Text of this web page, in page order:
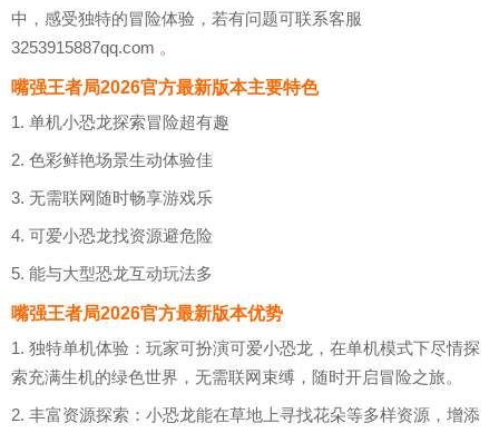
中，感受独特的冒险体验，若有问题可联系客服
3253915887qq.com 。
嘴强王者局2026官方最新版本主要特色
1. 单机小恐龙探索冒险超有趣
2. 色彩鲜艳场景生动体验佳
3. 无需联网随时畅享游戏乐
4. 可爱小恐龙找资源避危险
5. 能与大型恐龙互动玩法多
嘴强王者局2026官方最新版本优势
1. 独特单机体验：玩家可扮演可爱小恐龙，在单机模式下尽情探
索充满生机的绿色世界，无需联网束缚，随时开启冒险之旅。
2. 丰富资源探索：小恐龙能在草地上寻找花朵等多样资源，增添